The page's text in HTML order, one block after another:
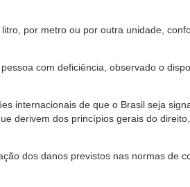
litro, por metro ou por outra unidade,
com deficiência, observado o
internacionais de que o Brasil seja
derivem dos princípios gerais do
dos danos previstos nas normas de